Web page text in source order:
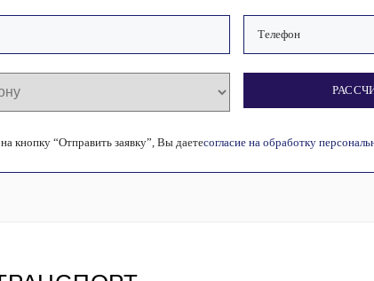
кнопку “Отправить заявку”, Вы даетесогласие на обработку